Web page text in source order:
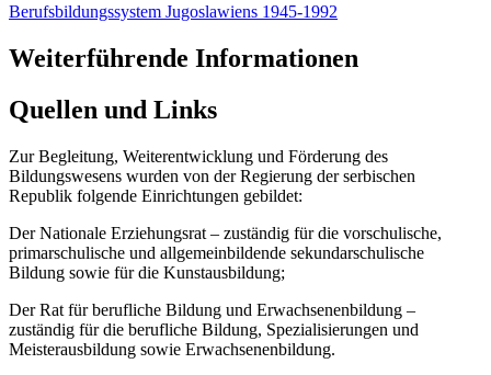
Berufsbildungssystem Jugoslawiens 1945-1992
Weiterführende Informationen
Quellen und Links
Zur Begleitung, Weiterentwicklung und Förderung des
Bildungswesens wurden von der Regierung der serbischen
Republik folgende Einrichtungen gebildet:
Der Nationale Erziehungsrat – zuständig für die vorschulische,
primarschulische und allgemeinbildende sekundarschulische
Bildung sowie für die Kunstausbildung;
Der Rat für berufliche Bildung und Erwachsenenbildung –
zuständig für die berufliche Bildung, Spezialisierungen und
Meisterausbildung sowie Erwachsenenbildung.